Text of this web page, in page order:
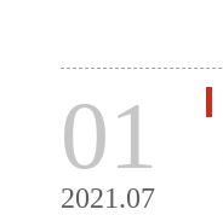
01
2021.07